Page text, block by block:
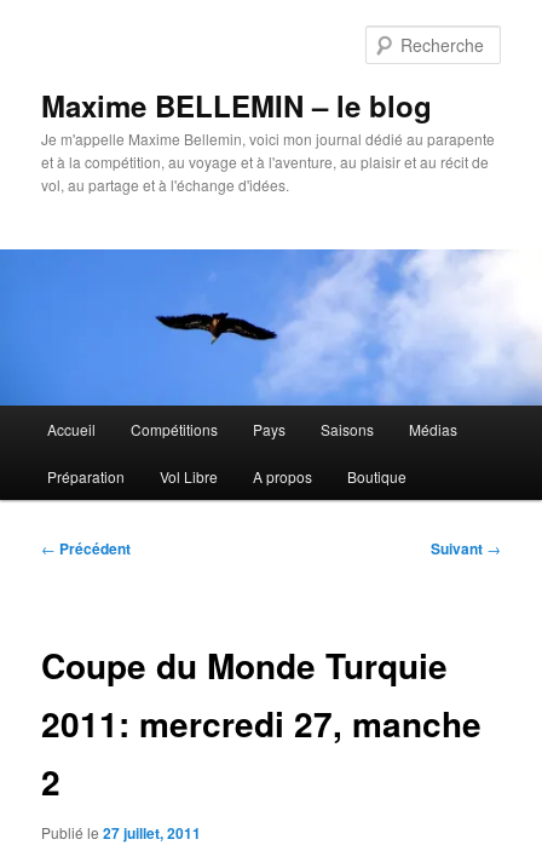
Maxime BELLEMIN – le blog
Je m'appelle Maxime Bellemin, voici mon journal dédié au parapente
et à la compétition, au voyage et à l'aventure, au plaisir et au récit de
vol, au partage et à l'échange d'idées.
principal
Accueil Compétitions Pays Saisons Médias
Préparation Vol Libre A propos Boutique
Navigation
← Précédent Suivant →
Coupe du Monde Turquie
2011: mercredi 27, manche
2
Publié le27 juillet, 2011